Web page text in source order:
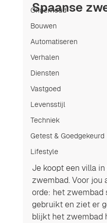
Onderhoud
Bouwen
Automatiseren
Verhalen
Diensten
Vastgoed
Levensstijl
Techniek
Getest & Goedgekeurd
Lifestyle
Spaanse
Je koopt een villa
zwembad. Voor jou
orde: het zwembad
gebruikt en ziet er
blijkt het zwembad